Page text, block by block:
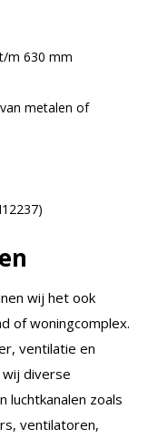
m 630 mm
metalen of
wij het ook
of woningcomplex.
ventilatie en
diverse
luchtkanalen zoals
ventilatoren,